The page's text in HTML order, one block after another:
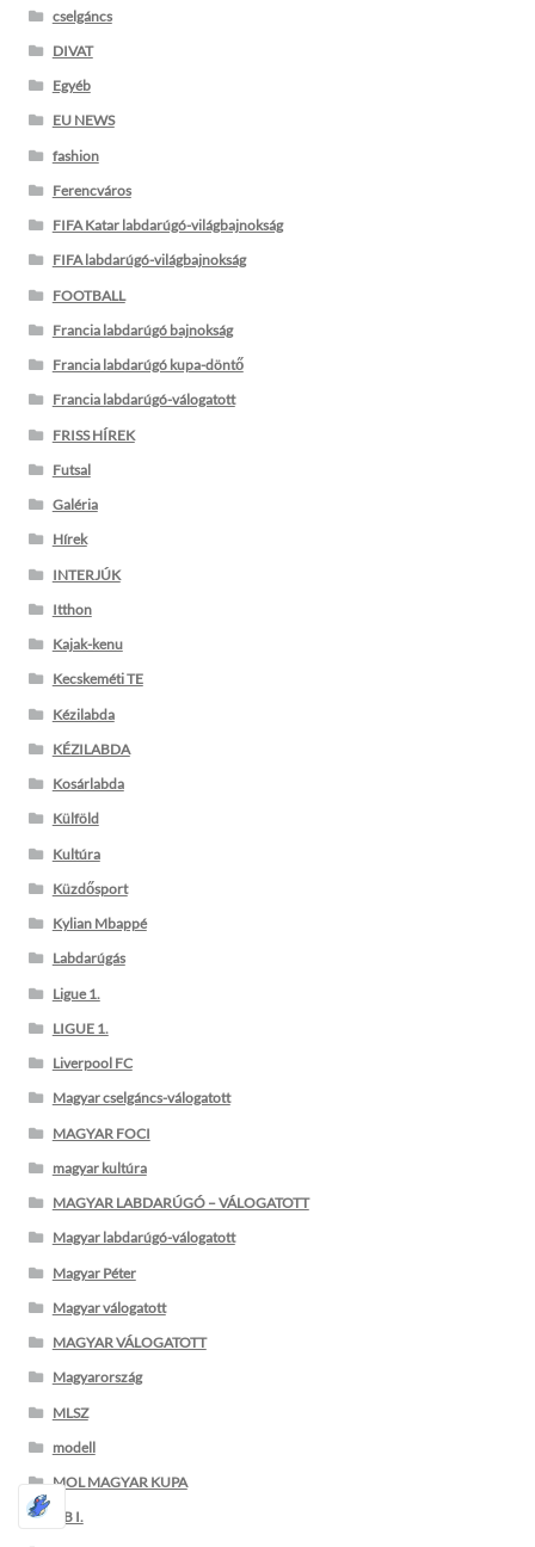
cselgáncs
DIVAT
Egyéb
EU NEWS
fashion
Ferencváros
FIFA Katar labdarúgó-világbajnokság
FIFA labdarúgó-világbajnokság
FOOTBALL
Francia labdarúgó bajnokság
Francia labdarúgó kupa-döntő
Francia labdarúgó-válogatott
FRISS HÍREK
Futsal
Galéria
Hírek
INTERJÚK
Itthon
Kajak-kenu
Kecskeméti TE
Kézilabda
KÉZILABDA
Kosárlabda
Külföld
Kultúra
Küzdősport
Kylian Mbappé
Labdarúgás
Ligue 1.
LIGUE 1.
Liverpool FC
Magyar cselgáncs-válogatott
MAGYAR FOCI
magyar kultúra
MAGYAR LABDARÚGÓ – VÁLOGATOTT
Magyar labdarúgó-válogatott
Magyar Péter
Magyar válogatott
MAGYAR VÁLOGATOTT
Magyarország
MLSZ
modell
MOL MAGYAR KUPA
NB I.